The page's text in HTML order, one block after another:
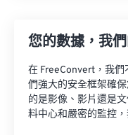
您的數據，我
在 FreeConvert，我
們強大的安全框架確
的是影像、影片還是
料中心和嚴密的監控